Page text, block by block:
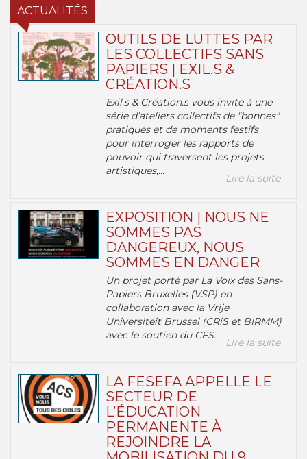
ACTUALITÉS
OUTILS DE LUTTES PAR
LES COLLECTIFS SANS
PAPIERS | EXIL.S &
CRÉATION.S
Exil.s & Création.s vous invite à une
série d’ateliers collectifs de "bonnes"
pratiques et de moments festifs
pour interroger les rapports de
pouvoir qui traversent les projets
artistiques,...
Lire la suite
EXPOSITION | NOUS NE
SOMMES PAS
DANGEREUX, NOUS
SOMMES EN DANGER
Un projet porté par La Voix des Sans-
Papiers Bruxelles (VSP) en
collaboration avec la Vrije
Universiteit Brussel (CRiS et BIRMM)
avec le soutien du CFS.
Lire la suite
LA FESEFA APPELLE LE
SECTEUR DE
L’ÉDUCATION
PERMANENTE À
REJOINDRE LA